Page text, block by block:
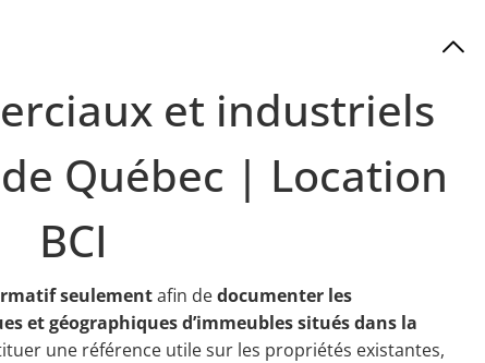
et industriels
Québec | Location
BCI
seulementafin dedocumenter les
et géographiques d’immeubles situés dans la
une référence utile sur les propriétés existantes,